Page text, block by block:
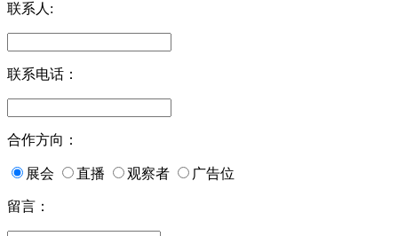
联系人:
联系电话：
合作方向：
展会 直播 观察者 广告位
留言：